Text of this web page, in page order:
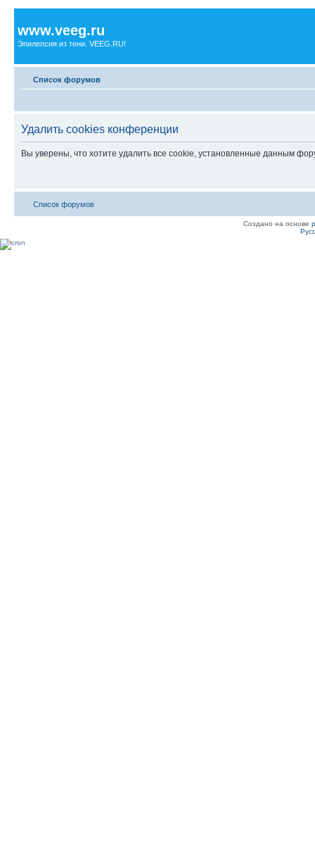
www.veeg.ru
Эпилепсия из тени. VEEG.RU!
Список форумов
Удалить cookies конференции
Вы уверены, что хотите удалить все cookie, установленные данным
Список форумов
Создано на основе